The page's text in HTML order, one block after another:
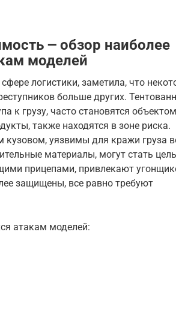
౼ обзор наиболее
моделей
логистики, заметила, что
больше других.
к грузу, часто становятся
также находятся в зоне риска.
кузовом, уязвимы для кражи груза
материалы, могут стать
прицепами, привлекают
защищены, все равно требуют
атакам моделей: